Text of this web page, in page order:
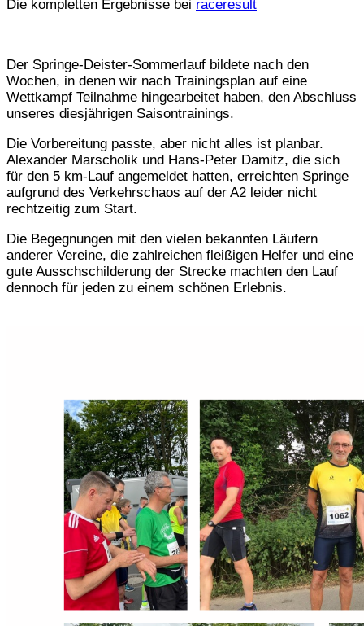
Die kompletten Ergebnisse bei raceresult
Der Springe-Deister-Sommerlauf bildete nach den
Wochen, in denen wir nach Trainingsplan auf eine
Wettkampf Teilnahme hingearbeitet haben, den Abschluss
unseres diesjährigen Saisontrainings.
Die Vorbereitung passte, aber nicht alles ist planbar.
Alexander Marscholik und Hans-Peter Damitz, die sich
für den 5 km-Lauf angemeldet hatten, erreichten Springe
aufgrund des Verkehrschaos auf der A2 leider nicht
rechtzeitig zum Start.
Die Begegnungen mit den vielen bekannten Läufern
anderer Vereine, die zahlreichen fleißigen Helfer und eine
gute Ausschschilderung der Strecke machten den Lauf
dennoch für jeden zu einem schönen Erlebnis.